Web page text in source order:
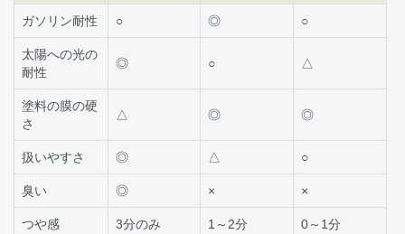
ガソリン耐性 ○ ◎ ○
太陽への光の
耐性
◎ ○ △
塗料の膜の硬
さ
△ ◎ ◎
扱いやすさ ◎ △ ○
臭い ◎ × ×
つや感 3分のみ 1～2分 0～1分